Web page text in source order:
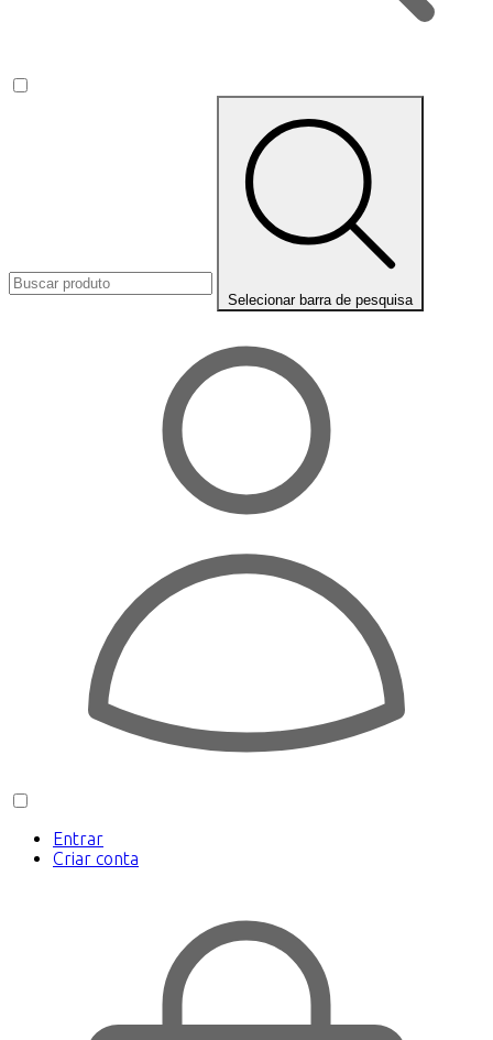
Selecionar barra de pesquisa
Entrar
Criar conta